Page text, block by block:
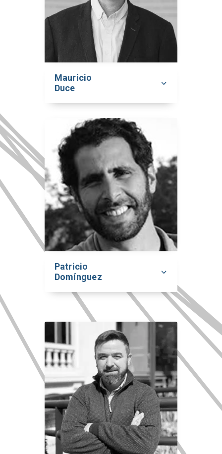
Mauricio
Duce
Patricio
Domínguez